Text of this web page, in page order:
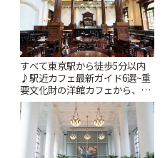
すべて東京駅から徒歩5分以内
♪駅近カフェ最新ガイド6選~重
要文化財の洋館カフェから、改
札すぐのレトロ喫茶まで~ | こと
りっぷ